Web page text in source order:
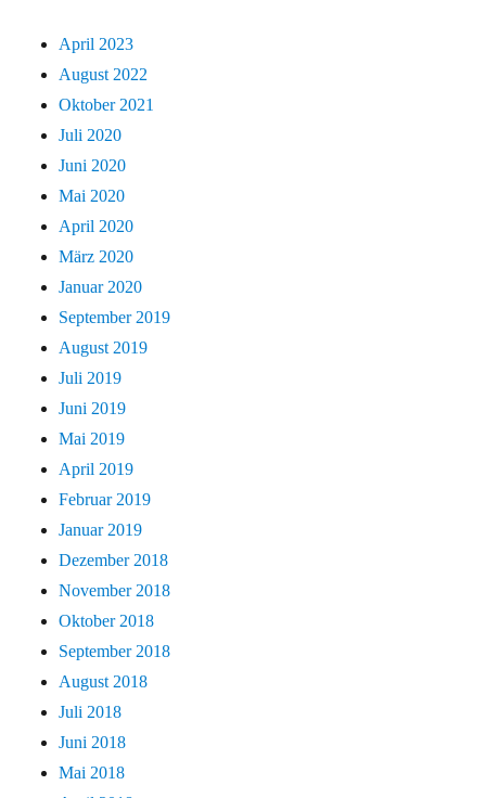
April 2023
August 2022
Oktober 2021
Juli 2020
Juni 2020
Mai 2020
April 2020
März 2020
Januar 2020
September 2019
August 2019
Juli 2019
Juni 2019
Mai 2019
April 2019
Februar 2019
Januar 2019
Dezember 2018
November 2018
Oktober 2018
September 2018
August 2018
Juli 2018
Juni 2018
Mai 2018